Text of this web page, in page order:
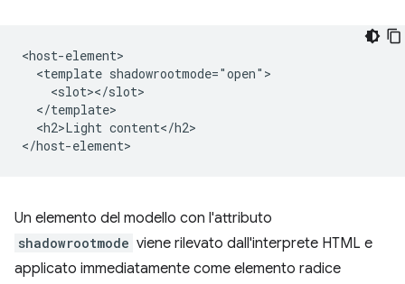
<host-element>
  <template shadowrootmode="open">
    <slot></slot>
  </template>
  <h2>Light content</h2>
Un elemento del modello con l'attributo
shadowrootmode viene rilevato dall'interprete HTML e
applicato immediatamente come elemento radice